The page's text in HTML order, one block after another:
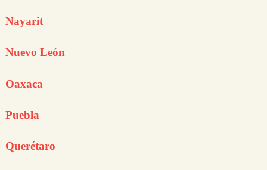
Nayarit
Nuevo León
Oaxaca
Puebla
Querétaro